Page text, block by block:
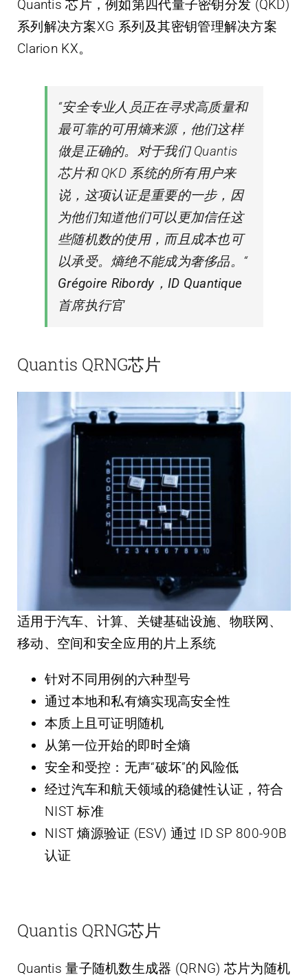
Quantis 芯片，例如第四代量子密钥分发 (QKD)
系列解决方案XG 系列及其密钥管理解决方案
Clarion KX。
“安全专业人员正在寻求高质量和
最可靠的可用熵来源，他们这样
做是正确的。对于我们 Quantis
芯片和 QKD 系统的所有用户来
说，这项认证是重要的一步，因
为他们知道他们可以更加信任这
些随机数的使用，而且成本也可
以承受。熵绝不能成为奢侈品。“
Grégoire Ribordy，ID Quantique
首席执行官
Quantis QRNG芯片
适用于汽车、计算、关键基础设施、物联网、
移动、空间和安全应用的片上系统
针对不同用例的六种型号
通过本地和私有熵实现高安全性
本质上且可证明随机
从第一位开始的即时全熵
安全和受控：无声“破坏”的风险低
经过汽车和航天领域的稳健性认证，符合
NIST 标准
NIST 熵源验证 (ESV) 通过 ID SP 800-90B
认证
Quantis QRNG芯片
Quantis 量子随机数生成器 (QRNG) 芯片为随机